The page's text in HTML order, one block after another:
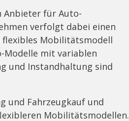
Anbieter für Auto-
verfolgt dabei einen
flexibles Mobilitätsmodell
Modelle mit variablen
und Instandhaltung sind
und Fahrzeugkauf und
Mobilitätsmodellen.